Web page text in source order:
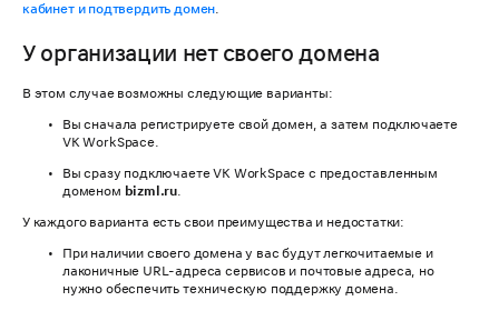
кабинет и подтвердить домен.
У организации нет своего домена
В этом случае возможны следующие варианты:
Вы сначала регистрируете свой домен, а затем подключаете
VK WorkSpacе.
Вы сразу подключаете VK WorkSpacе с предоставленным
доменом bizml.ru.
У каждого варианта есть свои преимущества и недостатки:
При наличии своего домена у вас будут легкочитаемые и
лаконичные URL-адреса сервисов и почтовые адреса, но
нужно обеспечить техническую поддержку домена.